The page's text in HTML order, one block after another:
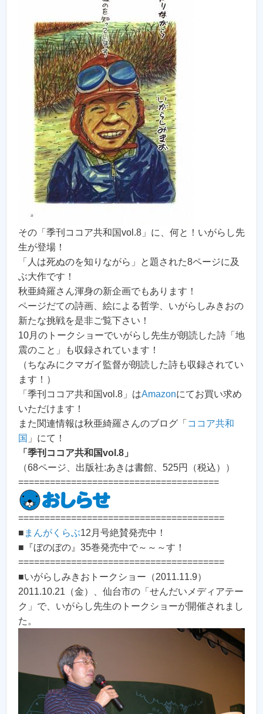
その「季刊ココア共和国vol.8」に、何と！いがらし先
生が登場！
「人は死ぬのを知りながら」と題された8ページに及
ぶ大作です！
秋亜綺羅さん渾身の新企画でもあります！
ページだての詩画、絵による哲学、いがらしみきおの
新たな挑戦を是非ご覧下さい！
10月のトークショーでいがらし先生が朗読した詩「地
震のこと」も収録されています！
（ちなみにクマガイ監督が朗読した詩も収録されてい
ます！）
「季刊ココア共和国vol.8」はAmazonにてお買い求め
いただけます！
また関連情報は秋亜綺羅さんのブログ「 ココア共和
国 」にて！
「季刊ココア共和国vol.8」
（68ページ、出版社:あきは書館、525円（税込））
======================================
=======================================
■ まんがくらぶ12月号絶賛発売中！
■『ぼのぼの』35巻発売中で～～～す！
=======================================
■いがらしみきおトークショー（2011.11.9）
2011.10.21（金）、仙台市の「せんだいメディアテー
ク」で、いがらし先生のトークショーが開催されまし
た。